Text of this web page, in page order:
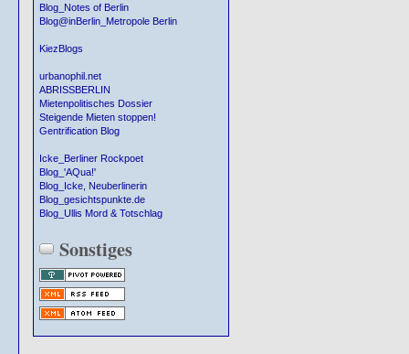
Blog_Notes of Berlin
Blog@inBerlin_Metropole Berlin
KiezBlogs
urbanophil.net
ABRISSBERLIN
Mietenpolitisches Dossier
Steigende Mieten stoppen!
Gentrification Blog
Icke_Berliner Rockpoet
Blog_'AQua!'
Blog_Icke, Neuberlinerin
Blog_gesichtspunkte.de
Blog_Ullis Mord & Totschlag
Sonstiges